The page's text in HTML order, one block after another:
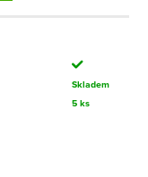
Skladem
5 ks